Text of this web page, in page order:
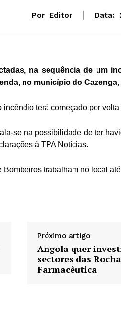
Por Editor Data:
na sequência de um
no município do Cazenga,
terá começado por
se na possibilidade de ter
à TPA Notícias.
trabalham no local
Próximo artigo
Angola quer
sectores das
Farmacêutica